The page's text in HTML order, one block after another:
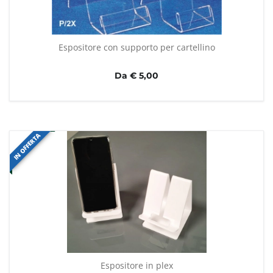
Espositore con supporto per cartellino
Da € 5,00
IN OFFERTA
Espositore in plex